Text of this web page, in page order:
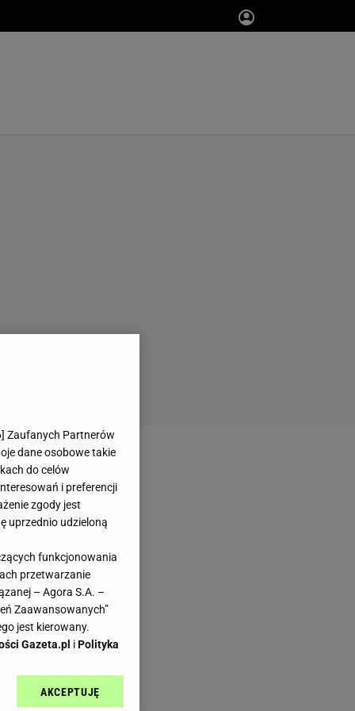
] Zaufanych Partnerów
dane osobowe takie
do celów
i preferencji
zgody jest
uprzednio udzieloną
funkcjonowania
przetwarzanie
– Agora S.A. –
Zaawansowanych”
jest kierowany.
Gazeta.pl iPolityka
sp. z o.o., jej
AKCEPTUJĘ